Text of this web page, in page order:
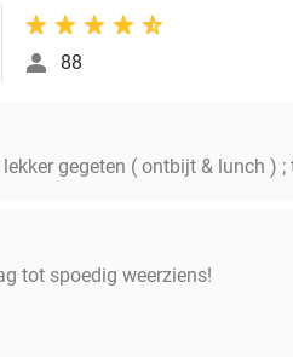
88
gegeten ( ontbijt & lunch ) ;
tot spoedig weerziens!